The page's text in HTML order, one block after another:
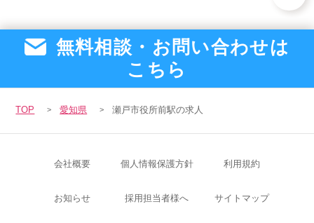
無料相談・お問い合わせは
こちら
TOP 愛知県 瀬戸市役所前駅の求人
会社概要 個人情報保護方針 利用規約
お知らせ 採用担当者様へ サイトマップ